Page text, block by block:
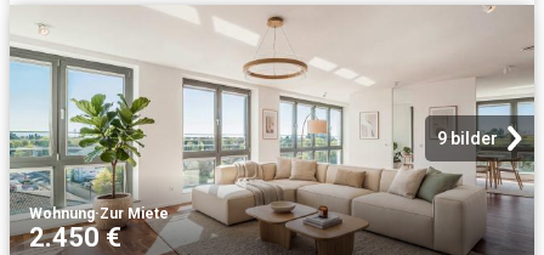
9 bilder
Wohnung·Zur Miete
2.450 €